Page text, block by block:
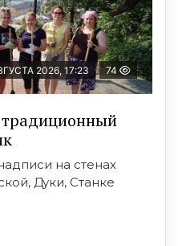
2026, 17:23 74
традиционный
на стенах
Дуки, Станке